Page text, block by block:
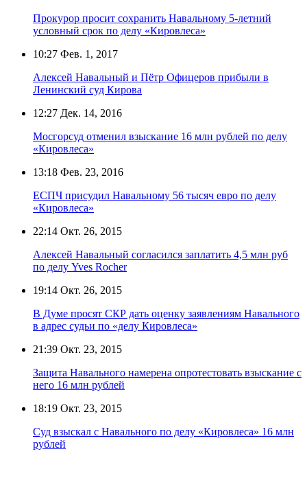
Прокурор просит сохранить Навальному 5-летний
условный срок по делу «Кировлеса»
10:27 Фев. 1, 2017
Алексей Навальный и Пётр Офицеров прибыли в
Ленинский суд Кирова
12:27 Дек. 14, 2016
Мосгорсуд отменил взыскание 16 млн рублей по делу
«Кировлеса»
13:18 Фев. 23, 2016
ЕСПЧ присудил Навальному 56 тысяч евро по делу
«Кировлеса»
22:14 Окт. 26, 2015
Алексей Навальный согласился заплатить 4,5 млн руб
по делу Yves Rocher
19:14 Окт. 26, 2015
В Думе просят СКР дать оценку заявлениям Навального
в адрес судьи по «делу Кировлеса»
21:39 Окт. 23, 2015
Защита Навального намерена опротестовать взыскание с
него 16 млн рублей
18:19 Окт. 23, 2015
Суд взыскал с Навального по делу «Кировлеса» 16 млн
рублей